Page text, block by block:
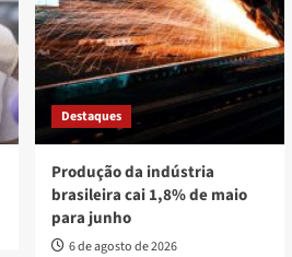
Destaques
Produção da indústria
brasileira cai 1,8% de maio
para junho
6 de agosto de 2026